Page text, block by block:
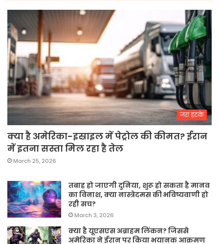
जरा हटके
क्या है अमेरिका-इस्राइल में पेट्रोल की कीमत? ईरान
में इतना सस्ता मिल रहा है तेल
March 25, 2026
तबाह हो जाएगी दुनिया, शुरू हो सकता है मानव
का विनाश, क्या नास्त्रेदमस की भविष्यवाणी हो
रही सच?
March 3, 2026
क्या है यूएसएस अब्राहम लिंकन? जिससे
अमेरिका ने ईरान पर किया भयानक आक्रमण